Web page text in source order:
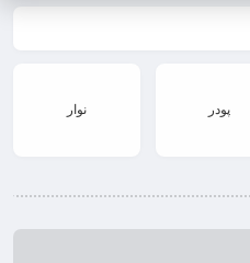
پودر نوار